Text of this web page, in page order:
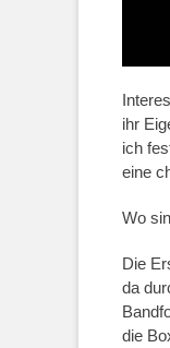
ihr
ich
eine
Wo
Die
da
die